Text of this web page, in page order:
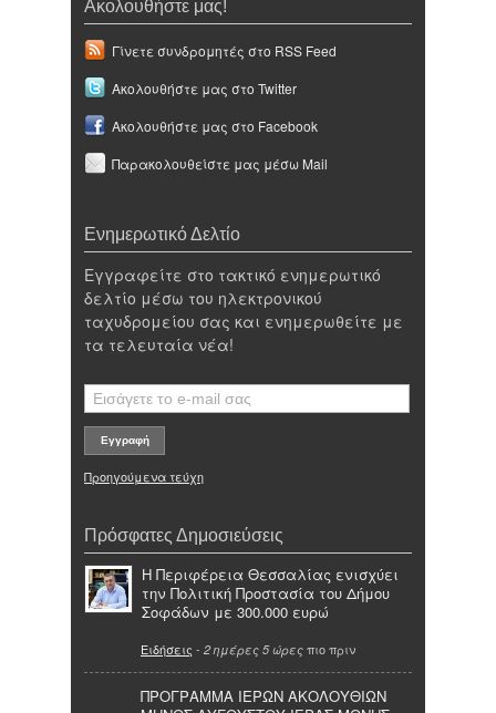
Ακολουθήστε μας!
Γίνετε συνδρομητές στο RSS Feed
Ακολουθήστε μας στο Twitter
Ακολουθήστε μας στο Facebook
Παρακολουθείστε μας μέσω Mail
Ενημερωτικό Δελτίο
Εγγραφείτε στο τακτικό ενημερωτικό
δελτίο μέσω του ηλεκτρονικού
ταχυδρομείου σας και ενημερωθείτε με
τα τελευταία νέα!
Προηγούμενα τεύχη
Πρόσφατες Δημοσιεύσεις
Η Περιφέρεια Θεσσαλίας ενισχύει
την Πολιτική Προστασία του Δήμου
Σοφάδων με 300.000 ευρώ
Ειδήσεις - 2 ημέρες 5 ώρες πιο πριν
ΠΡΟΓΡΑΜΜΑ ΙΕΡΩΝ ΑΚΟΛΟΥΘΙΩΝ